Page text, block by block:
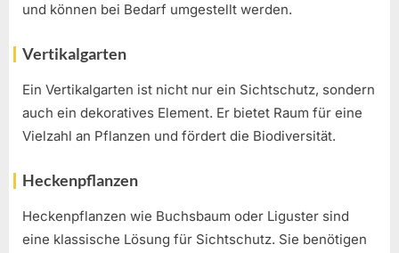
und können bei Bedarf umgestellt werden.
Vertikalgarten
Ein Vertikalgarten ist nicht nur ein Sichtschutz, sondern
auch ein dekoratives Element. Er bietet Raum für eine
Vielzahl an Pflanzen und fördert die Biodiversität.
Heckenpflanzen
Heckenpflanzen wie Buchsbaum oder Liguster sind
eine klassische Lösung für Sichtschutz. Sie benötigen